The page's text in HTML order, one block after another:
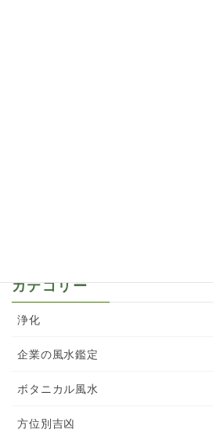
カテゴリー
浄化
企業の風水鑑定
ボタニカル風水
方位別吉凶